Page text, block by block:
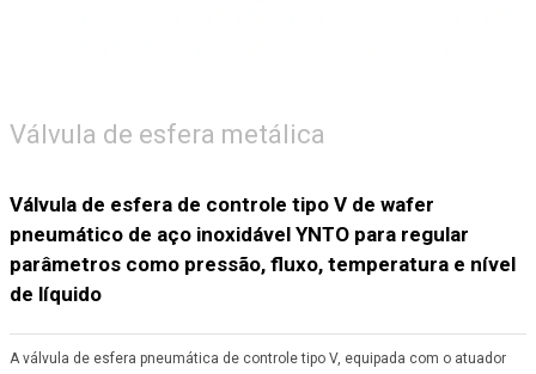
Válvula de esfera metálica
Válvula de esfera de controle tipo V de wafer
pneumático de aço inoxidável YNTO para regular
parâmetros como pressão, fluxo, temperatura e nível
de líquido
A válvula de esfera pneumática de controle tipo V, equipada com o atuador